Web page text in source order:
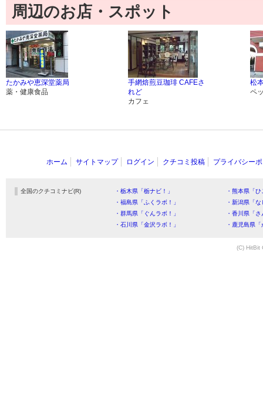
周辺のお店・スポット
たかみや恵深堂薬局
薬・健康食品
手網焙煎豆珈琲 CAFEさ
れど
カフェ
松
ペ
ホーム サイトマップ ログイン クチコミ投稿 プライバシー
全国のクチコミナビ(R) ・栃木県「栃ナビ！」
・熊本県「
・福島県「ふくラボ！」
・新潟県「
・群馬県「ぐんラボ！」
・香川県「
・石川県「金沢ラボ！」
・鹿児島県
(C) HitBit